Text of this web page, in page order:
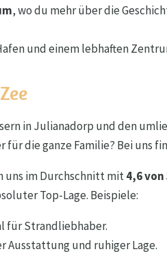
, wo du mehr über die
und einem lebhaften
in Julianadorp und den
für die ganze Familie? Bei
uns im Durchschnitt mit4,6
Top-Lage. Beispiele:
für Strandliebhaber.
Ausstattung und ruhiger Lage.